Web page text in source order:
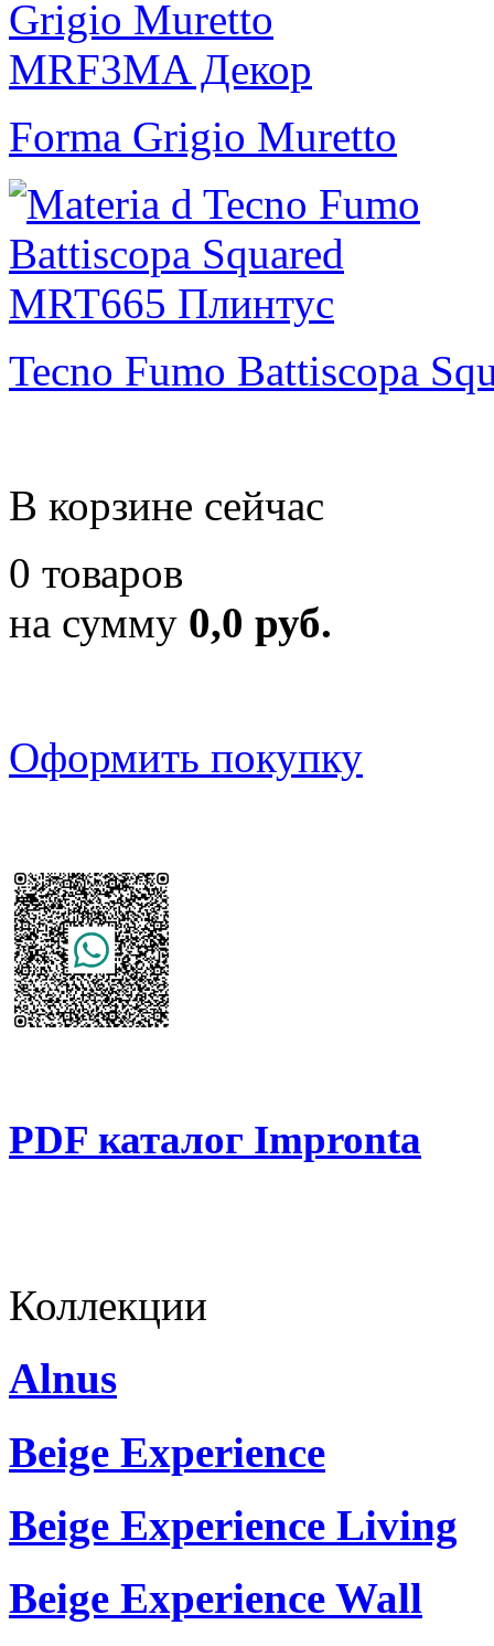
Forma Grigio Muretto
Tecno Fumo Battiscopa
В корзине сейчас
0 товаров
на сумму 0,0 руб.
Оформить покупку
PDF каталог Impronta
Коллекции
Alnus
Beige Experience
Beige Experience Living
Beige Experience Wall